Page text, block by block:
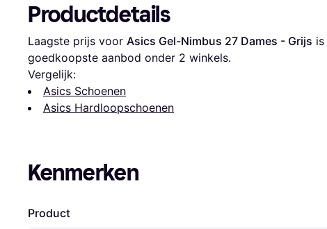
Productdetails
Laagste prijs voor Asics Gel-Nimbus 27 Dames - Grijs is
goedkoopste aanbod onder 2 winkels.
Vergelijk:
Asics Schoenen
Asics Hardloopschoenen
Kenmerken
Product